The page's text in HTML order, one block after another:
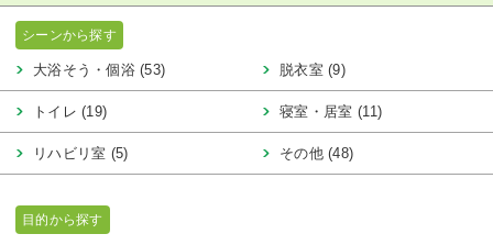
シーンから探す
大浴そう・個浴 (53) 脱衣室 (9)
トイレ (19) 寝室・居室 (11)
リハビリ室 (5) その他 (48)
目的から探す